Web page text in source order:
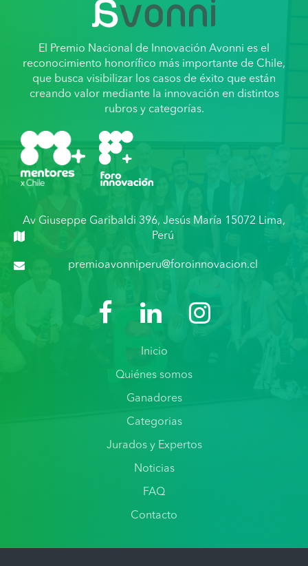
El Premio Nacional de Innovación Avonni es el
reconocimiento honorífico más importante de Chile,
que busca visibilizar los casos de éxito que están
creando valor mediante la innovación en distintos
rubros y categorías.
Av Giuseppe Garibaldi 396, Jesús María 15072 Lima,
Perú
premioavonniperu@foroinnovacion.cl
Inicio
Quiénes somos
Ganadores
Categorias
Jurados y Expertos
Noticias
FAQ
Contacto